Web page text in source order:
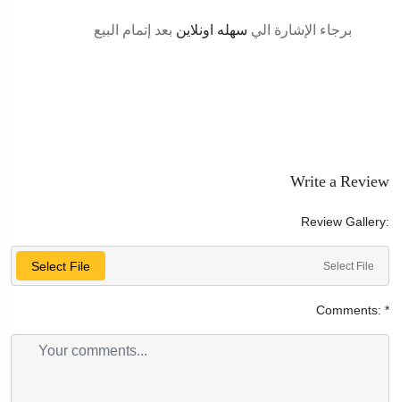
برجاء الإشارة الي سهله اونلاين بعد إتمام البيع
Write a Review
Review Gallery:
Select File Select File
Comments: *